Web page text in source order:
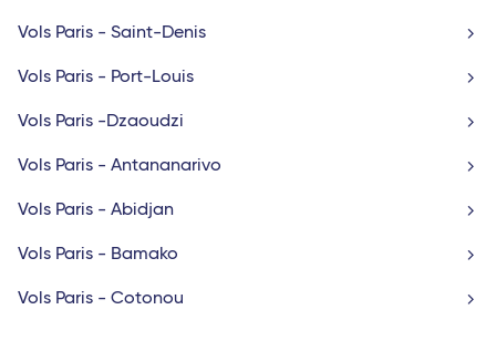
Vols Paris - Saint-Denis
Vols Paris - Port-Louis
Vols Paris -Dzaoudzi
Vols Paris - Antananarivo
Vols Paris - Abidjan
Vols Paris - Bamako
Vols Paris - Cotonou